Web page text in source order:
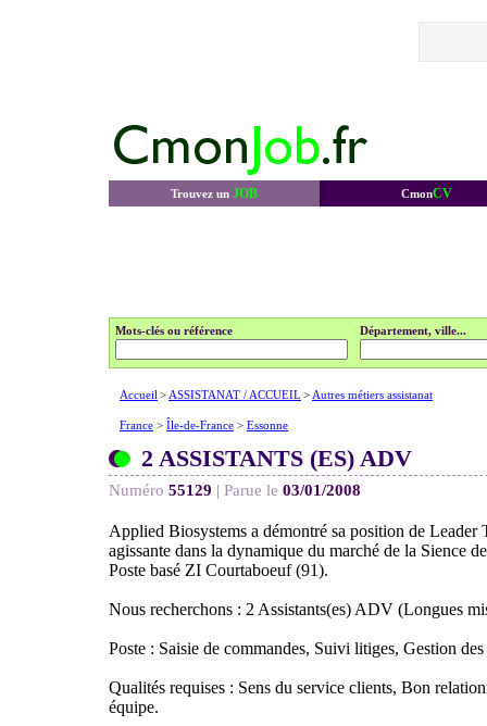
Trouvez un JOB CmonCV
Mots-clés ou référence Département, ville...
Accueil > ASSISTANAT / ACCUEIL > Autres métiers assistanat
France > Île-de-France > Essonne
2 ASSISTANTS (ES) ADV
Numéro 55129 | Parue le 03/01/2008
Applied Biosystems a démontré sa position de Leader
agissante dans la dynamique du marché de la Sience
Poste basé ZI Courtaboeuf (91).
Nous recherchons : 2 Assistants(es) ADV (Longues
Poste : Saisie de commandes, Suivi litiges, Gestion
Qualités requises : Sens du service clients, Bon
équipe.